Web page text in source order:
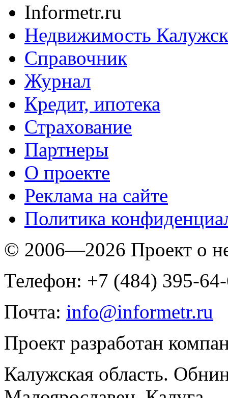
Informetr.ru
Недвижимость
Справочник
Журнал
Кредит, ипотека
Страхование
Партнеры
O проекте
Реклама на сайте
Политика
© 2006—2026 Проект о
Телефон: +7 (484) 395-
Почта: info@informetr.ru
Проект разработан
Калужская область.